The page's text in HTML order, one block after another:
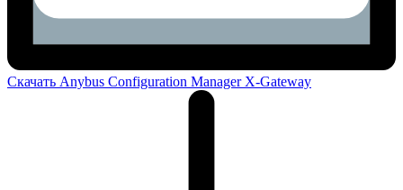
Скачать Anybus Configuration Manager X-Gateway